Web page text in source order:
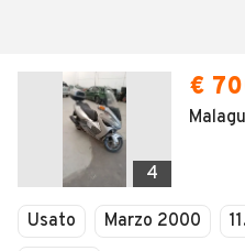
4
€
Usato Marzo 2000